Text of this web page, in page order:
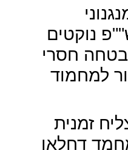
נוקטים
חסרי
למחמוד
זמנית
דחלאן